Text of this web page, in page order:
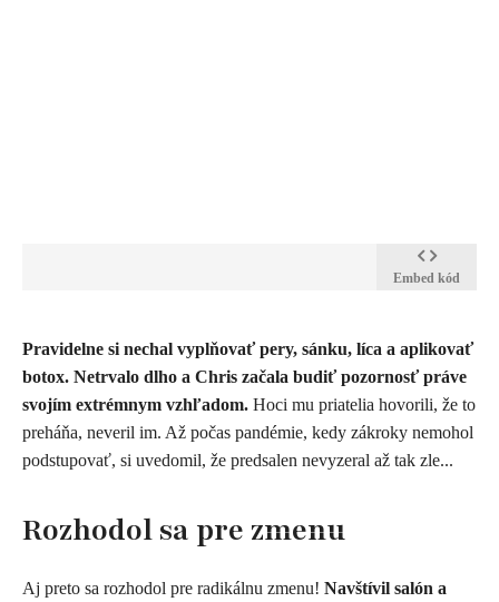
Embed kód
Pravidelne si nechal vyplňovať pery, sánku, líca a aplikovať
botox. Netrvalo dlho a Chris začala budiť pozornosť práve
svojím extrémnym vzhľadom. Hoci mu priatelia hovorili, že to
preháňa, neveril im. Až počas pandémie, kedy zákroky nemohol
podstupovať, si uvedomil, že predsalen nevyzeral až tak zle...
Rozhodol sa pre zmenu
Aj preto sa rozhodol pre radikálnu zmenu! Navštívil salón a